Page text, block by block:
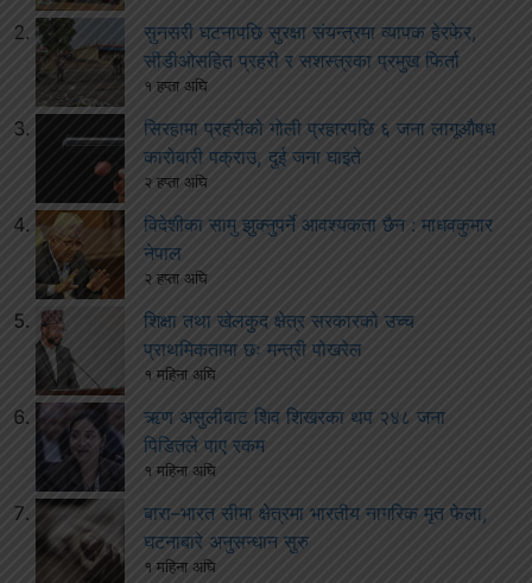
सुनसरी घटनापछि सुरक्षा संयन्त्रमा व्यापक हेरफेर,
सीडीओसहित प्रहरी र सशस्त्रका प्रमुख फिर्ता
१ हप्ता अघि
सिरहामा प्रहरीको गोली प्रहारपछि ६ जना लागूऔषध
कारोबारी पक्राउ, दुई जना घाइते
२ हप्ता अघि
विदेशीका सामु झुक्नुपर्ने आवश्यकता छैन : माधवकुमार
नेपाल
२ हप्ता अघि
शिक्षा तथा खेलकुद क्षेत्र सरकारको उच्च
प्राथमिकतामा छः मन्त्री पोखरेल
१ महिना अघि
ऋण असुलीबाट शिव शिखरका थप २४८ जना
पिडितले पाए रकम
१ महिना अघि
बारा–भारत सीमा क्षेत्रमा भारतीय नागरिक मृत फेला,
घटनाबारे अनुसन्धान सुरु
१ महिना अघि